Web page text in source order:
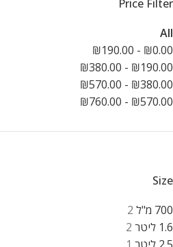
Price Filter
All
₪0.00
-
₪190.00
₪190.00
-
₪380.00
₪380.00
-
₪570.00
₪570.00
-
₪760.00
Size
700 מ"ל
2
1.6 ליטר
2